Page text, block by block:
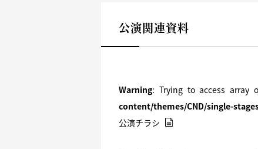
公演関連資料
Warning: Trying to access array
content/themes/CND/single-
公演チラシ